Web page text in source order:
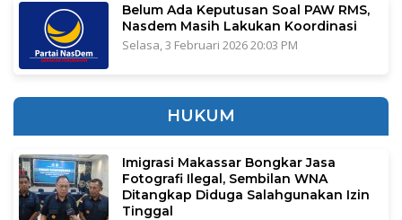
Belum Ada Keputusan Soal PAW RMS,
Nasdem Masih Lakukan Koordinasi
Selasa, 3 Februari 2026 20:03 PM
HUKUM
Imigrasi Makassar Bongkar Jasa
Fotografi Ilegal, Sembilan WNA
Ditangkap Diduga Salahgunakan Izin
Tinggal